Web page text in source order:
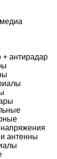
+ антирадар
антенны